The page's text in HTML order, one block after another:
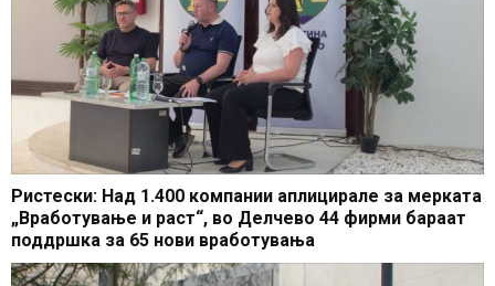
Ристески: Над 1.400 компании аплицирале за мерката
„Вработување и раст“, во Делчево 44 фирми бараат
поддршка за 65 нови вработувања